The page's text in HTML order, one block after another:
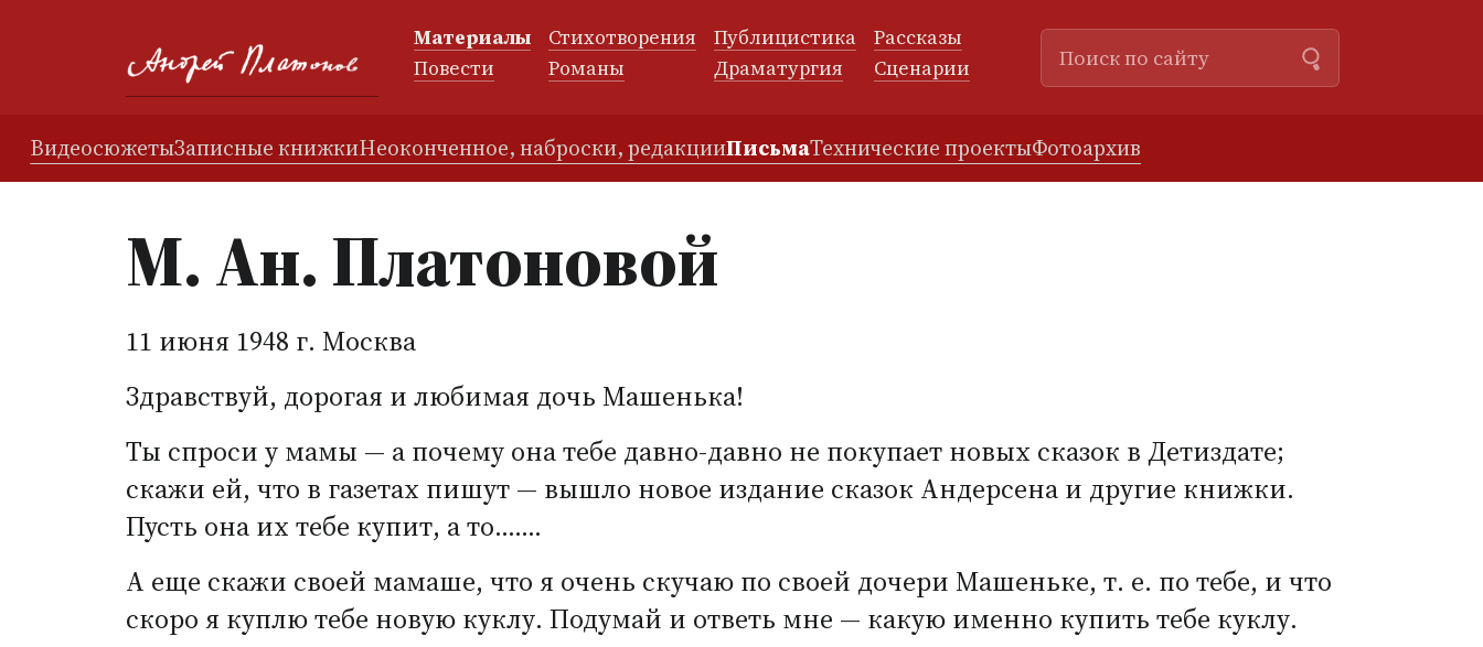
Материалы Стихотворения Публицистика
Рассказы
Повести
Романы Драматургия Сценарии
ВидеосюжетыЗаписные книжкиНеоконченное, наброски, редакцииПисьмаТехнические проектыФотоархив
М. Ан. Платоновой
11 июня 1948 г. Москва
Здравствуй, дорогая и любимая дочь Машенька!
Ты спроси у мамы — а почему она тебе давно-давно не покупает новых сказок в Детиздате;
скажи ей, что в газетах пишут — вышло новое издание сказок Андерсена и другие книжки.
Пусть она их тебе купит, а то…….
А еще скажи своей мамаше, что я очень скучаю по своей дочери Машеньке, т. е. по тебе, и что
скоро я куплю тебе новую куклу. Подумай и ответь мне — какую именно купить тебе куклу.